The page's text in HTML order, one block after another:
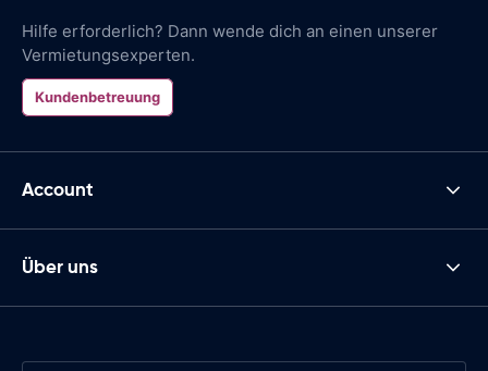
Hilfe erforderlich? Dann wende dich an einen unserer
Vermietungsexperten.
Kundenbetreuung
Account
Über uns